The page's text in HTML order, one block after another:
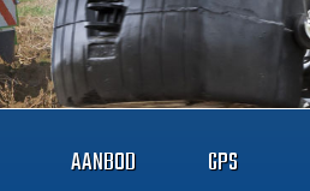
AANBOD GPS